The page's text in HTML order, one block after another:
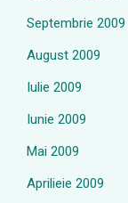
Septembrie 2009
August 2009
Iulie 2009
Iunie 2009
Mai 2009
Aprilieie 2009